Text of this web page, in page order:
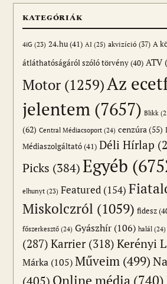
KATEGÓRIÁK
4iG (23) 24.hu(41) AI (25) akvizíció (37) A
átláthatóságáról szóló törvény(40) ATV
Motor (1259)Az
jelentem (7657) Blikk
(62) Central Médiacsoport (24) cenzúra(55)
Médiaszolgáltató(41) Déli Hírlap
Picks (384)Egyéb
elhunyt (23) Featured (154)
Miskolczról (1059) fidesz
főszerkesztő (24) Gyászhír (106) halál (24)
(287) Karrier(318) Kerényi
Márka (105) Műveim (499)
Online média (740)